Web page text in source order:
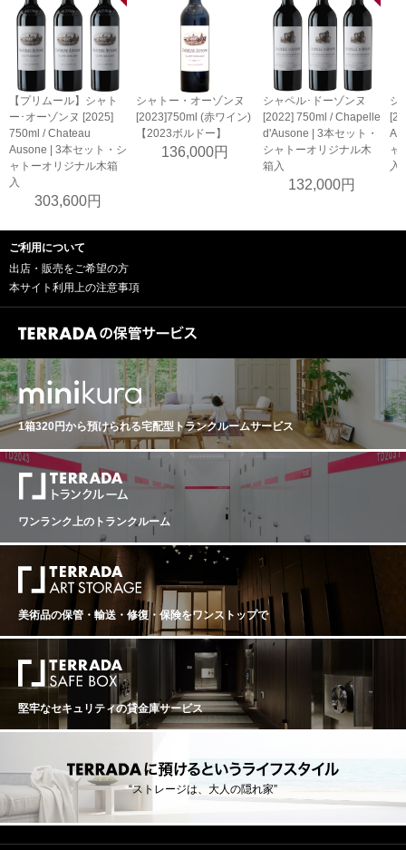
【プリムール】シャト
ー･オーゾンヌ [2025]
750ml / Chateau
Ausone | 3本セット・シ
ャトーオリジナル木箱
入
303,600円
シャトー・オーゾンヌ
[2023]750ml (赤ワイン)
【2023ボルドー】
136,000円
シャペル･ドーゾンヌ
[2022] 750ml / Chapelle
d'Ausone | 3本セット・
シャトーオリジナル木
箱入
132,000円
シ
ャ
入
ご利用について
出店・販売をご希望の方
本サイト利用上の注意事項
1箱320円から預けられる宅配型トランクルームサービス
ワンランク上のトランクルーム
美術品の保管・輸送・修復・保険をワンストップで
堅牢なセキュリティの貸金庫サービス
“ストレージは、大人の隠れ家”